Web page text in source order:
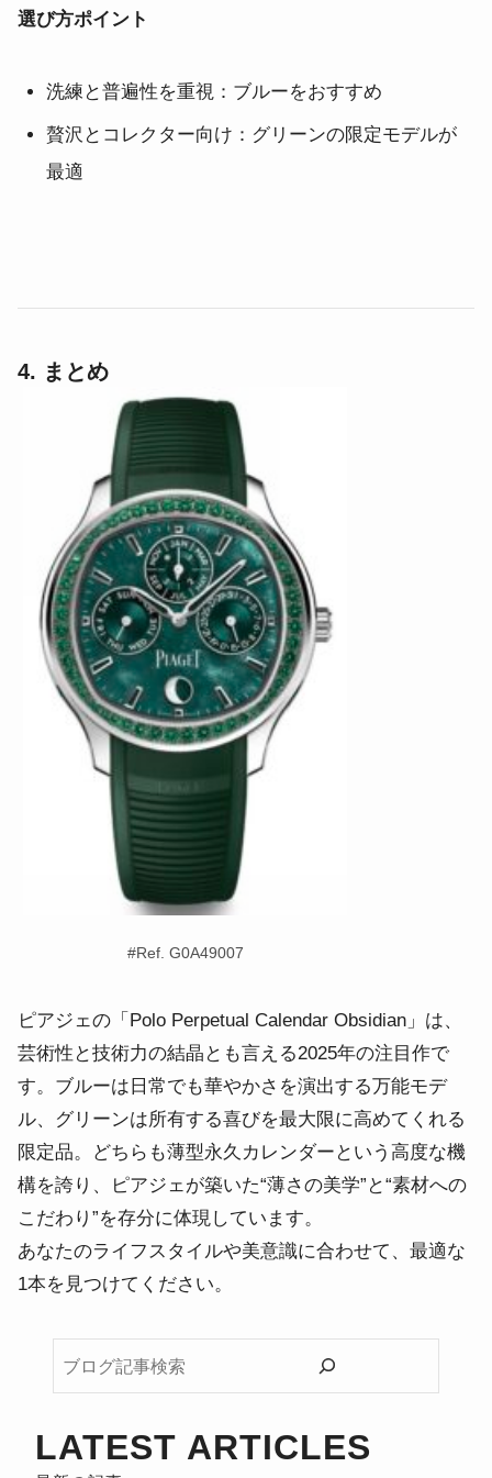
選び方ポイント
洗練と普遍性を重視：ブルーをおすすめ
贅沢とコレクター向け：グリーンの限定モデルが
最適
4. まとめ
#Ref. G0A49007
ピアジェの「Polo Perpetual Calendar Obsidian」は、
芸術性と技術力の結晶とも言える2025年の注目作で
す。ブルーは日常でも華やかさを演出する万能モデ
ル、グリーンは所有する喜びを最大限に高めてくれる
限定品。どちらも薄型永久カレンダーという高度な機
構を誇り、ピアジェが築いた“薄さの美学”と“素材への
こだわり”を存分に体現しています。
あなたのライフスタイルや美意識に合わせて、最適な
1本を見つけてください。
ロ
記
事
LATEST ARTICLES